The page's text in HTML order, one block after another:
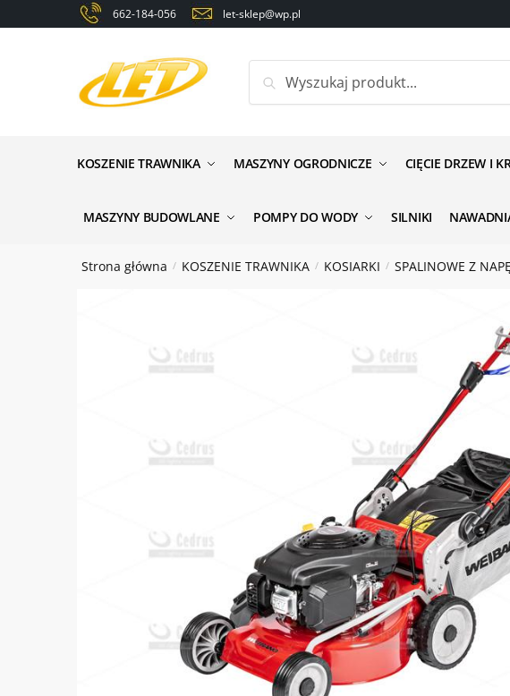
to
to
662-184-056 let-sklep@wp.pl
KOSZENIE TRAWNIKA MASZYNY OGRODNICZE CIĘCIE DRZEW I
MASZYNY BUDOWLANE POMPY DO WODY SILNIKI
Strona główna / KOSZENIE TRAWNIKA / KOSIARKI / SPALINOWE Z
Zapytanie
Email
Wyślij